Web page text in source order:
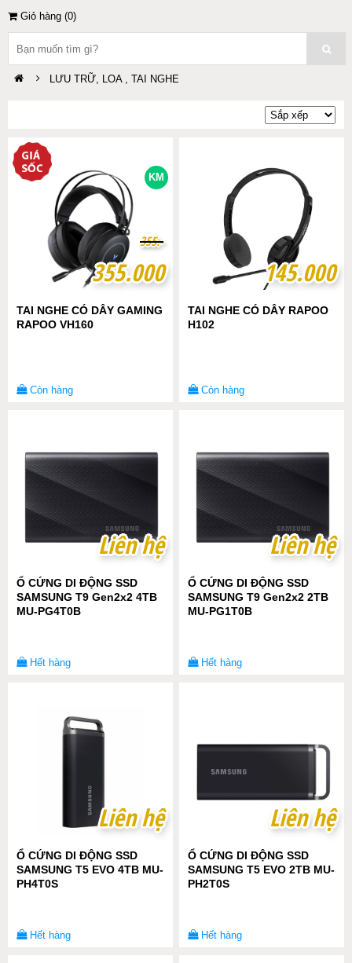
Giỏ hàng (0)
LƯU TRỮ, LOA , TAI NGHE
KM
355.000
355.000
355.-
355.-
TAI NGHE CÓ DÂY GAMING
RAPOO VH160
Còn hàng
145.000
145.000
TAI NGHE CÓ DÂY RAPOO
H102
Còn hàng
Liên hệ
Liên hệ
Ổ CỨNG DI ĐỘNG SSD
SAMSUNG T9 Gen2x2 4TB
MU-PG4T0B
Hết hàng
Liên hệ
Liên hệ
Ổ CỨNG DI ĐỘNG SSD
SAMSUNG T9 Gen2x2 2TB
MU-PG1T0B
Hết hàng
Liên hệ
Liên hệ
Ổ CỨNG DI ĐỘNG SSD
SAMSUNG T5 EVO 4TB MU-
PH4T0S
Hết hàng
Liên hệ
Liên hệ
Ổ CỨNG DI ĐỘNG SSD
SAMSUNG T5 EVO 2TB MU-
PH2T0S
Hết hàng